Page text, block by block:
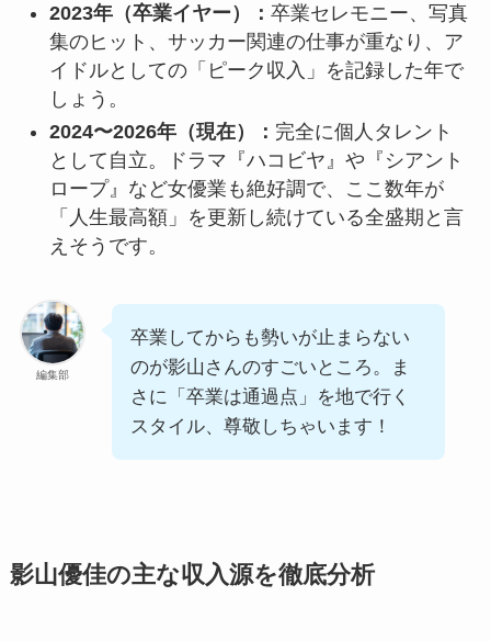
2023年（卒業イヤー）： 卒業セレモニー、写真
集のヒット、サッカー関連の仕事が重なり、ア
イドルとしての「ピーク収入」を記録した年で
しょう。
2024〜2026年（現在）： 完全に個人タレント
として自立。ドラマ『ハコビヤ』や『シアント
ロープ』など女優業も絶好調で、ここ数年が
「人生最高額」を更新し続けている全盛期と言
えそうです。
編集部
卒業してからも勢いが止まらない
のが影山さんのすごいところ。ま
さに「卒業は通過点」を地で行く
スタイル、尊敬しちゃいます！
影山優佳の主な収入源を徹底分析